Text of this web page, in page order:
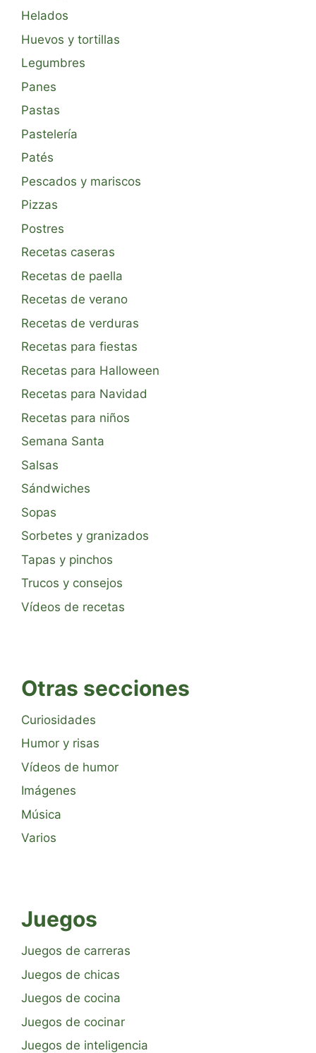
Helados
Huevos y tortillas
Legumbres
Panes
Pastas
Pastelería
Patés
Pescados y mariscos
Pizzas
Postres
Recetas caseras
Recetas de paella
Recetas de verano
Recetas de verduras
Recetas para fiestas
Recetas para Halloween
Recetas para Navidad
Recetas para niños
Semana Santa
Salsas
Sándwiches
Sopas
Sorbetes y granizados
Tapas y pinchos
Trucos y consejos
Vídeos de recetas
Otras secciones
Curiosidades
Humor y risas
Vídeos de humor
Imágenes
Música
Varios
Juegos
Juegos de carreras
Juegos de chicas
Juegos de cocina
Juegos de cocinar
Juegos de inteligencia